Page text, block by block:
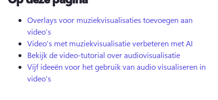
Aanmelden
Gratis uitproberen
Overlays voor muziekvisualisaties toevoegen aan
video's
Video's met muziekvisualisatie verbeteren met AI
Bekijk de video-tutorial over audiovisualisatie
Vijf ideeën voor het gebruik van audio visualiseren in
video's